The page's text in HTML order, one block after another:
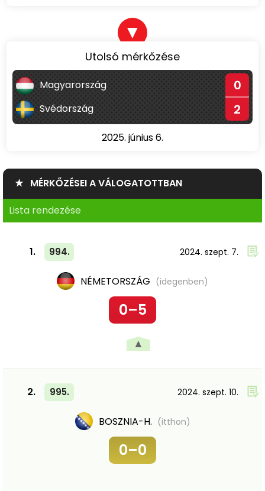
▼
Utolsó mérkőzése
Magyarország 0
Svédország 2
2025. június 6.
★ MÉRKŐZÉSEI A VÁLOGATOTTBAN
Lista rendezése
1. 994. 2024. szept. 7.
NÉMETORSZÁG (idegenben)
0–5
▲
2. 995. 2024. szept. 10.
BOSZNIA-H. (itthon)
0–0